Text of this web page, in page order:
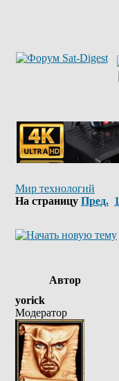
Мир технологий
На страницу Пред. 1
Автор
yorick
Модератор